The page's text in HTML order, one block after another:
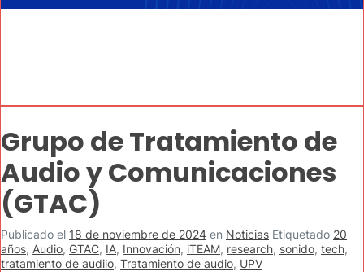
Grupo de Tratamiento de
Audio y Comunicaciones
(GTAC)
Publicado el 18 de noviembre de 2024 en Noticias Etiquetado 20
años, Audio, GTAC, IA, Innovación, iTEAM, research, sonido, tech,
tratamiento de audiio, Tratamiento de audio, UPV